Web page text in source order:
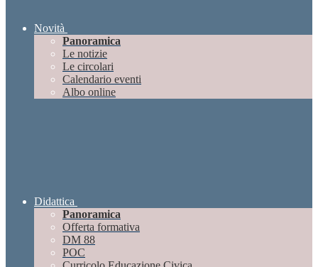
Novità
Panoramica
Le notizie
Le circolari
Calendario eventi
Albo online
Didattica
Panoramica
Offerta formativa
DM 88
POC